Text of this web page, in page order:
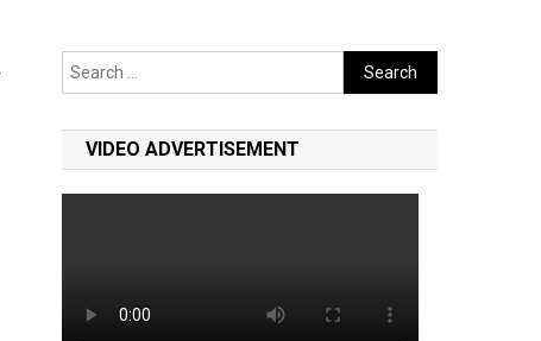
Search
for:
VIDEO ADVERTISEMENT